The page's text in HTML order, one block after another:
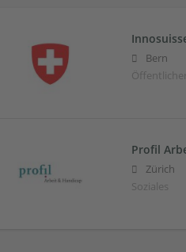
Bern
Profil
Zürich
Soziales